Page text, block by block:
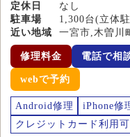
定休日
なし
駐車場
1,300台(立体
近い地域
一宮市,木曽川
修理料金 電話で相
webで予約
Android修理 iPhone修
クレジットカード利用可